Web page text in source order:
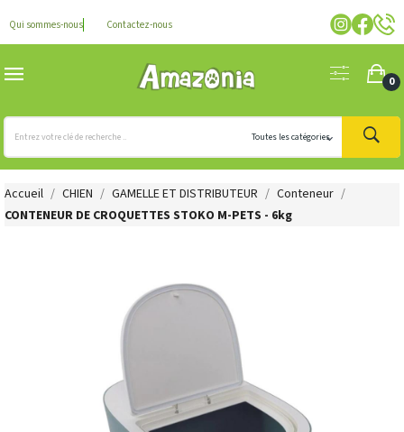
Qui sommes-nous Contactez-nous
0
Accueil CHIEN GAMELLE ET DISTRIBUTEUR
Conteneur
CONTENEUR DE CROQUETTES STOKO M-PETS - 6kg